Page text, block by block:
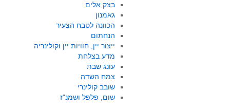
בצק אלים
גאמנון
הכוונה לטבח הצעיר
הנחתום
ייצור יין, חוויות יין וקולינריה
מדע בצלחת
עונג שבת
צמח השדה
שובב קולינרי
שום, פלפל ושמנ"ז